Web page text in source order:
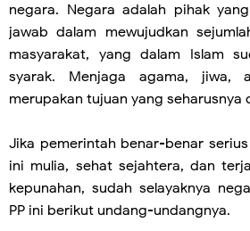
negara. Negara adalah pihak
jawab dalam mewujudkan
masyarakat, yang dalam Islam
syarak. Menjaga agama, jiwa,
merupakan tujuan yang seharusnya
Jika pemerintah benar-benar
ini mulia, sehat sejahtera, dan
kepunahan, sudah selayaknya
PP ini berikut undang-undangnya.